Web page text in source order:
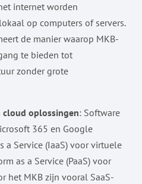
internet worden
op computers of servers.
de manier waarop MKB-
te bieden tot
zonder grote
cloud oplossingen: Software
365 en Google
a Service (IaaS) voor virtuele
as a Service (PaaS) voor
het MKB zijn vooral SaaS-